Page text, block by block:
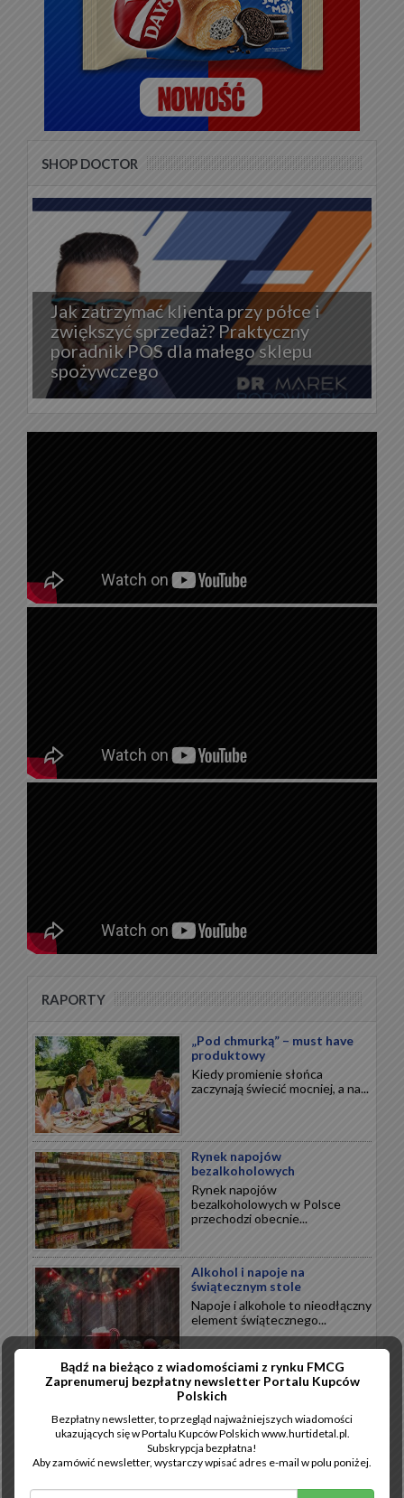
SHOP DOCTOR
Jak zatrzymać klienta przy półce i
zwiększyć sprzedaż? Praktyczny
poradnik POS dla małego sklepu
spożywczego
RAPORTY
„Pod chmurką” – must have
produktowy
Kiedy promienie słońca
zaczynają świecić mocniej, a na...
Rynek napojów
bezalkoholowych
Rynek napojów
bezalkoholowych w Polsce
przechodzi obecnie...
Alkohol i napoje na
świątecznym stole
Napoje i alkohole to nieodłączny
element świątecznego...
Wytrawne święta
przede wszystkim wytrawne
smaki...
Bądź na bieżąco z wiadomościami z rynku FMCG
Zaprenumeruj bezpłatny newsletter Portalu Kupców
Polskich
Bezpłatny newsletter, to przegląd najważniejszych wiadomości
ukazujących się w Portalu Kupców Polskich www.hurtidetal.pl.
Subskrypcja bezpłatna!
Aby zamówić newsletter, wystarczy wpisać adres e-mail w polu poniżej.